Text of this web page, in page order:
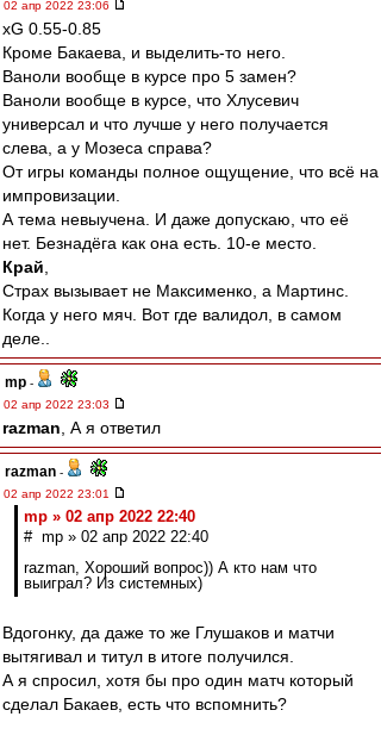
02 апр 2022 23:06
xG 0.55-0.85
Кроме Бакаева, и выделить-то него.
Ваноли вообще в курсе про 5 замен?
Ваноли вообще в курсе, что Хлусевич
универсал и что лучше у него получается
слева, а у Мозеса справа?
От игры команды полное ощущение, что всё на
импровизации.
А тема невыучена. И даже допускаю, что её
нет. Безнадёга как она есть. 10-е место.
Край
Страх вызывает не Максименко, а Мартинс.
Когда у него мяч. Вот где валидол, в самом
деле..
mp -
02 апр 2022 23:03
razman , А я ответил
razman -
02 апр 2022 23:01
mp » 02 апр 2022 22:40
# mp » 02 апр 2022 22:40
razman, Хороший вопрос)) А кто нам что
выиграл? Из системных)
Вдогонку, да даже то же Глушаков и матчи
вытягивал и титул в итоге получился.
А я спросил, хотя бы про один матч который
сделал Бакаев, есть что вспомнить?